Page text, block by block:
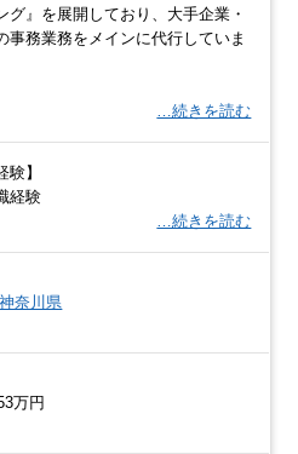
グ』を展開しており、大手企業・
事務業務をメインに代行していま
…続きを読む
験】
経験
…続きを読む
神奈川県
万円